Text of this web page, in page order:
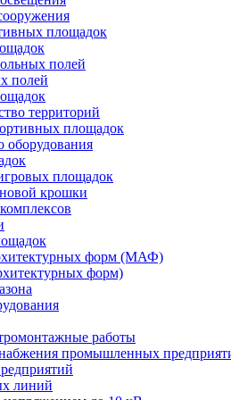
площадок
полей
полей
территорий
площадок
оборудования
площадок
крошки
форм (МАФ)
форм)
работы
промышленных
линий